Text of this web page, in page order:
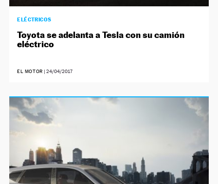
ELÉCTRICOS
Toyota se adelanta a Tesla con su camión
eléctrico
EL MOTOR | 24/04/2017